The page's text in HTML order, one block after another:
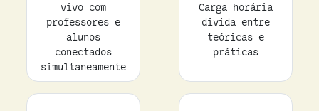
vivo com
professores e
alunos
conectados
simultaneamente
Carga horária
divida entre
teóricas e
práticas